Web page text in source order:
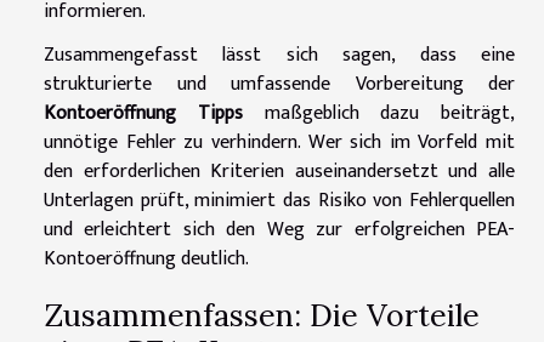
informieren.
Zusammengefasst lässt sich sagen, dass eine
strukturierte und umfassende Vorbereitung der
Kontoeröffnung Tippsmaßgeblich dazu beiträgt,
unnötige Fehler zu verhindern. Wer sich im Vorfeld mit
den erforderlichen Kriterien auseinandersetzt und alle
Unterlagen prüft, minimiert das Risiko von Fehlerquellen
und erleichtert sich den Weg zur erfolgreichen PEA-
Kontoeröffnung deutlich.
Zusammenfassen: Die Vorteile